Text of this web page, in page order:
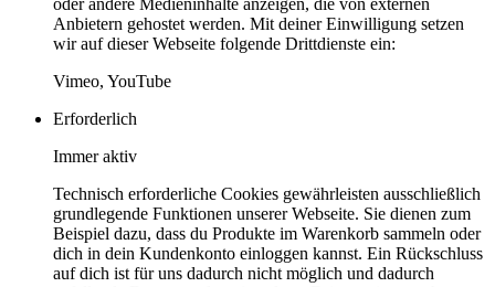
oder andere Medieninhalte anzeigen, die von externen
Anbietern gehostet werden. Mit deiner Einwilligung setzen
wir auf dieser Webseite folgende Drittdienste ein:
Vimeo, YouTube
Erforderlich
Immer aktiv
Technisch erforderliche Cookies gewährleisten ausschließlich
grundlegende Funktionen unserer Webseite. Sie dienen zum
Beispiel dazu, dass du Produkte im Warenkorb sammeln oder
dich in dein Kundenkonto einloggen kannst. Ein Rückschluss
auf dich ist für uns dadurch nicht möglich und dadurch